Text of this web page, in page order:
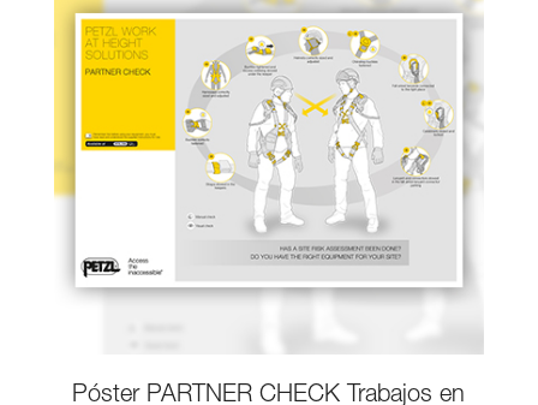
Póster PARTNER CHECK Trabajos en